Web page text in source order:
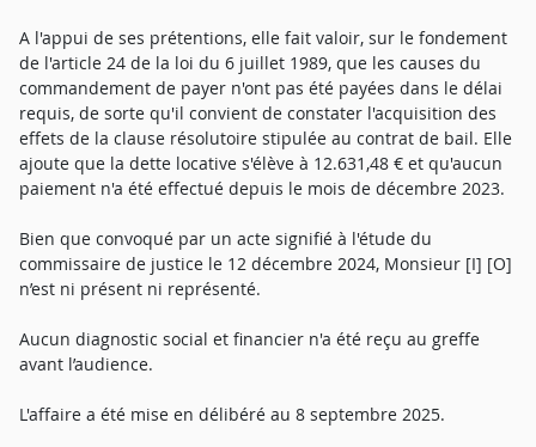
A l'appui de ses prétentions, elle fait valoir, sur le fondement
de l'article 24 de la loi du 6 juillet 1989, que les causes du
commandement de payer n'ont pas été payées dans le délai
requis, de sorte qu'il convient de constater l'acquisition des
effets de la clause résolutoire stipulée au contrat de bail. Elle
ajoute que la dette locative s'élève à 12.631,48 € et qu'aucun
paiement n'a été effectué depuis le mois de décembre 2023.
Bien que convoqué par un acte signifié à l'étude du
commissaire de justice le 12 décembre 2024, Monsieur [I] [O]
n’est ni présent ni représenté.
Aucun diagnostic social et financier n'a été reçu au greffe
avant l’audience.
L'affaire a été mise en délibéré au 8 septembre 2025.